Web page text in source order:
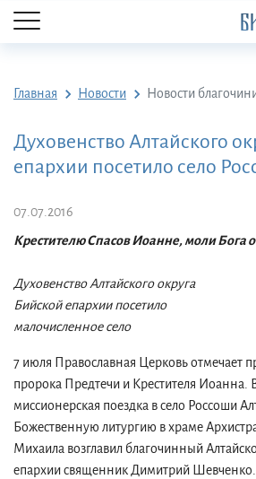
Главная Новости Новости
Духовенство Алтайского
епархии посетило село
07.07.2016
Крестителю Спасов Иоанне, моли Бога о
Духовенство Алтайского округа
Бийской епархии посетило
малочисленное село
7 июля Православная Церковь отмечает
пророка Предтечи и Крестителя Иоанна.
миссионерская поездка в село Россоши
Божественную литургию в храме
Михаила возглавил благочинный
епархии священник Димитрий